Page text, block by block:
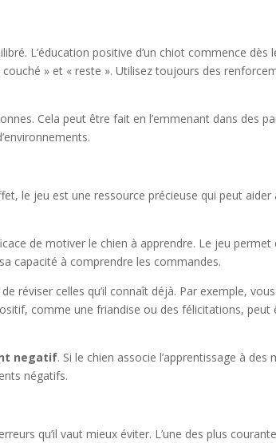
L’éducation positive d’un chiot commence dès
» et « reste ». Utilisez toujours des
Cela peut être fait en l’emmenant dans des
le jeu est une ressource précieuse qui peut
de motiver le chien à apprendre. Le jeu permet
capacité à comprendre les commandes.
réviser celles qu’il connaît déjà. Par exemple,
comme une friandise ou des félicitations, peut
negatif. Si le chien associe l’apprentissage à des
négatifs.
qu’il vaut mieux éviter. L’une des plus